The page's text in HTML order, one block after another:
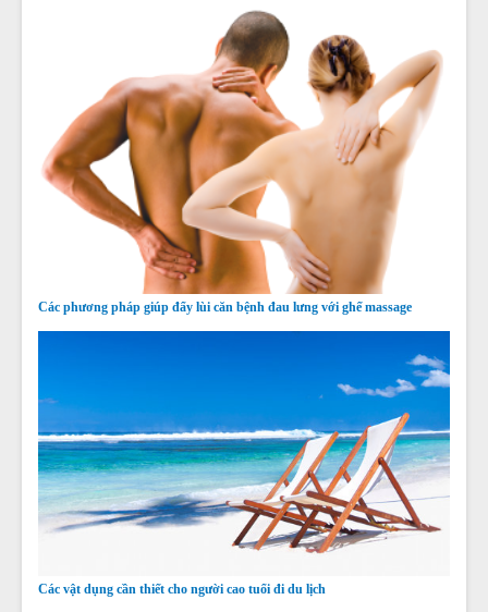
Các phương pháp giúp đẩy lùi căn bệnh đau lưng với ghế massage
Các vật dụng cần thiết cho người cao tuổi đi du lịch